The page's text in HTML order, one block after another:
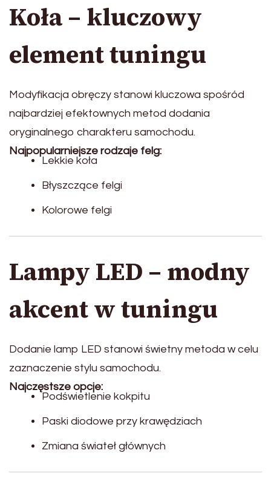
Koła – kluczowy
element tuningu
Modyfikacja obręczy stanowi kluczowa spośród
najbardziej efektownych metod dodania
oryginalnego charakteru samochodu.
Najpopularniejsze rodzaje felg:
Lekkie koła
Błyszczące felgi
Kolorowe felgi
Lampy LED – modny
akcent w tuningu
Dodanie lamp LED stanowi świetny metoda w celu
zaznaczenie stylu samochodu.
Najczęstsze opcje:
Podświetlenie kokpitu
Paski diodowe przy krawędziach
Zmiana świateł głównych